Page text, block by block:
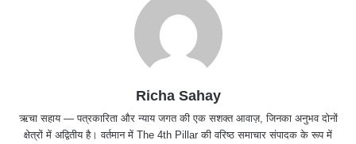
Richa Sahay
ऋचा सहाय — पत्रकारिता और न्याय जगत की एक सशक्त आवाज़, जिनका अनुभव दोनों
क्षेत्रों में अद्वितीय है। वर्तमान में The 4th Pillar की वरिष्ठ समाचार संपादक के रूप में